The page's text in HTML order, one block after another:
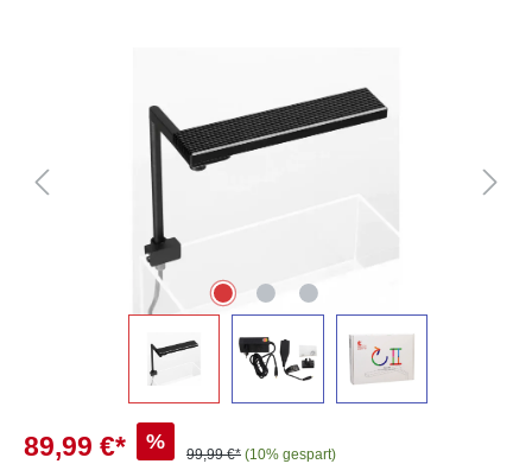
89,99 €* %
99,99 €* (10% gespart)